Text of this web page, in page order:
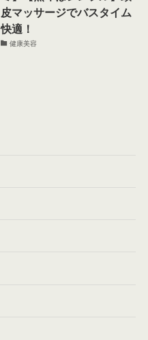
皮マッサージでバスタイム
快適！
健康美容